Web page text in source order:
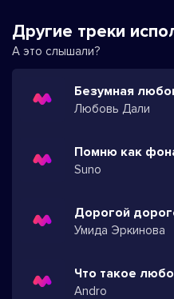
Другие треки
А это слышали?
Безумная
Любовь Дали
Suno
Умида Эркинова
Что такое
Andro